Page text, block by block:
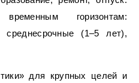
горизонтам:
среднесрочные (1–5 лет),
для крупных целей и